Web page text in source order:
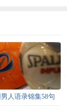
人语录锦集58句